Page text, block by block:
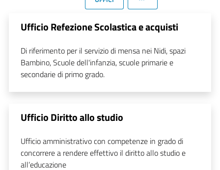
Ufficio Refezione Scolastica e acquisti
Di riferimento per il servizio di mensa nei Nidi, spazi
Bambino, Scuole dell'infanzia, scuole primarie e
secondarie di primo grado.
Ufficio Diritto allo studio
Ufficio amministrativo con competenze in grado di
concorrere a rendere effettivo il diritto allo studio e
all’educazione